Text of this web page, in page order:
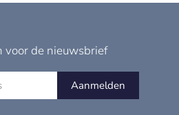
voor de nieuwsbrief
Aanmelden